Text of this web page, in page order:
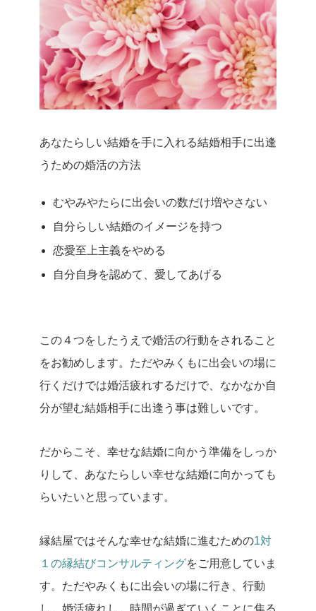
あなたらしい結婚を手に入れる結婚相手に出逢
うための婚活の方法
むやみやたらに出会いの数だけ増やさない
自分らしい結婚のイメージを持つ
恋愛至上主義をやめる
自分自身を認めて、愛してあげる
この４つをしたうえで婚活の行動をされること
をお勧めします。 ただやみくもに出会いの場に
行くだけでは婚活疲れするだけで、なかなか自
分が望む結婚相手に出逢う事は難しいです。
だからこそ、幸せな結婚に向かう準備をしっか
りして、あなたらしい幸せな結婚に向かっても
らいたいと思っています。
縁結屋ではそんな幸せな結婚に進むための1対
１の縁結びコンサルティングをご用意していま
す。 ただやみくもに出会いの場に行き、行動
し、婚活疲れし、時間が過ぎていくことに焦る